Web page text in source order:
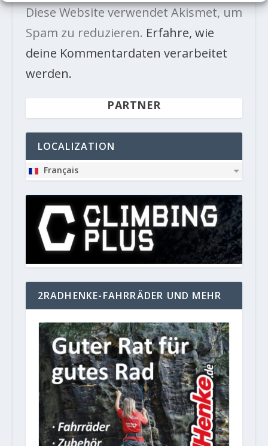
Diese Website verwendet Akismet, um
Spam zu reduzieren. Erfahre, wie
deine Kommentardaten verarbeitet
werden.
PARTNER
LOCALIZATION
Français
2RADHENKE-FAHRRÄDER UND MEHR